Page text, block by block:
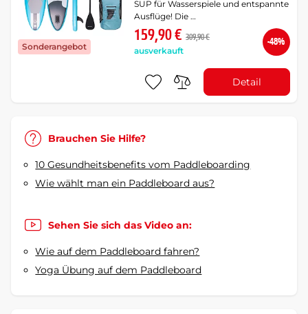
Sonderangebot
SUP für Wasserspiele und entspannte
Ausflüge! Die …
159,90 € 309,90 €
ausverkauft
-48%
Detail
Brauchen Sie Hilfe?
10 Gesundheitsbenefits vom Paddleboarding
Wie wählt man ein Paddleboard aus?
Sehen Sie sich das Video an:
Wie auf dem Paddleboard fahren?
Yoga Übung auf dem Paddleboard